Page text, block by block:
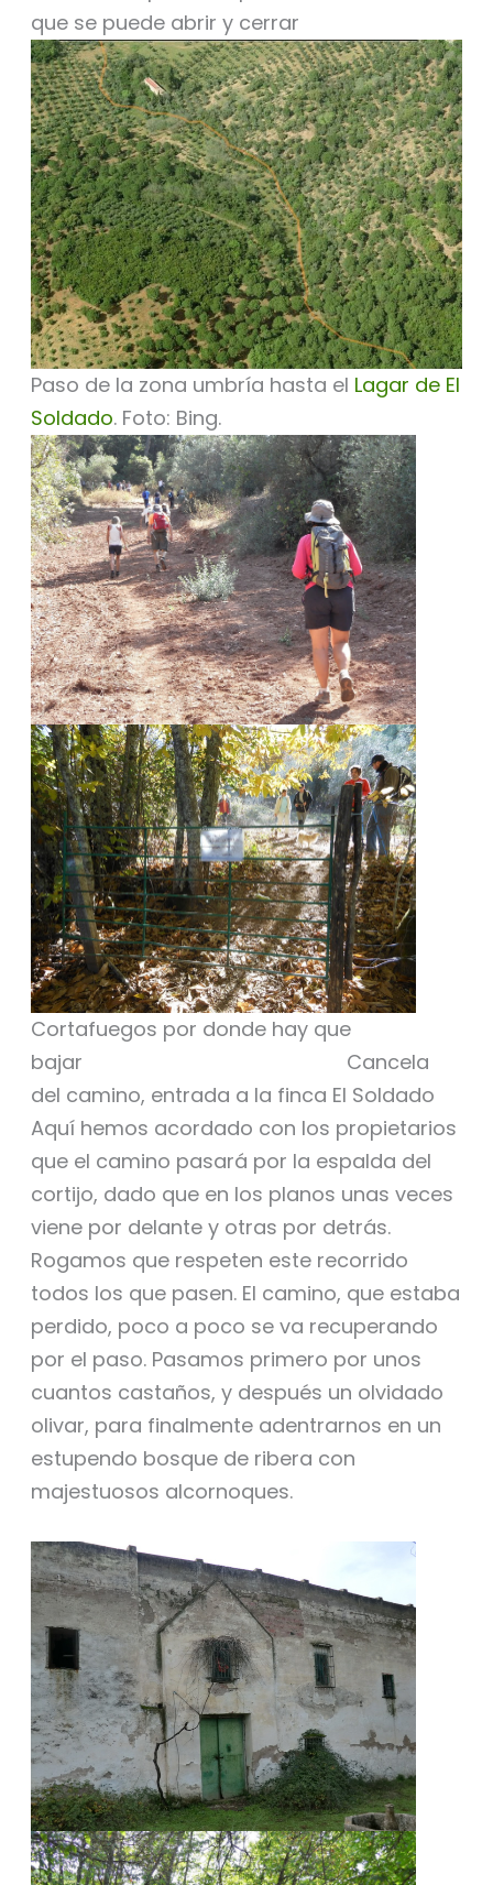
que se puede abrir y cerrar
Paso de la zona umbría hasta el Lagar de El
Soldado. Foto: Bing.
Cortafuegos por donde hay que
bajar Cancela
del camino, entrada a la finca El Soldado
Aquí hemos acordado con los propietarios
que el camino pasará por la espalda del
cortijo, dado que en los planos unas veces
viene por delante y otras por detrás.
Rogamos que respeten este recorrido
todos los que pasen. El camino, que estaba
perdido, poco a poco se va recuperando
por el paso. Pasamos primero por unos
cuantos castaños, y después un olvidado
olivar, para finalmente adentrarnos en un
estupendo bosque de ribera con
majestuosos alcornoques.